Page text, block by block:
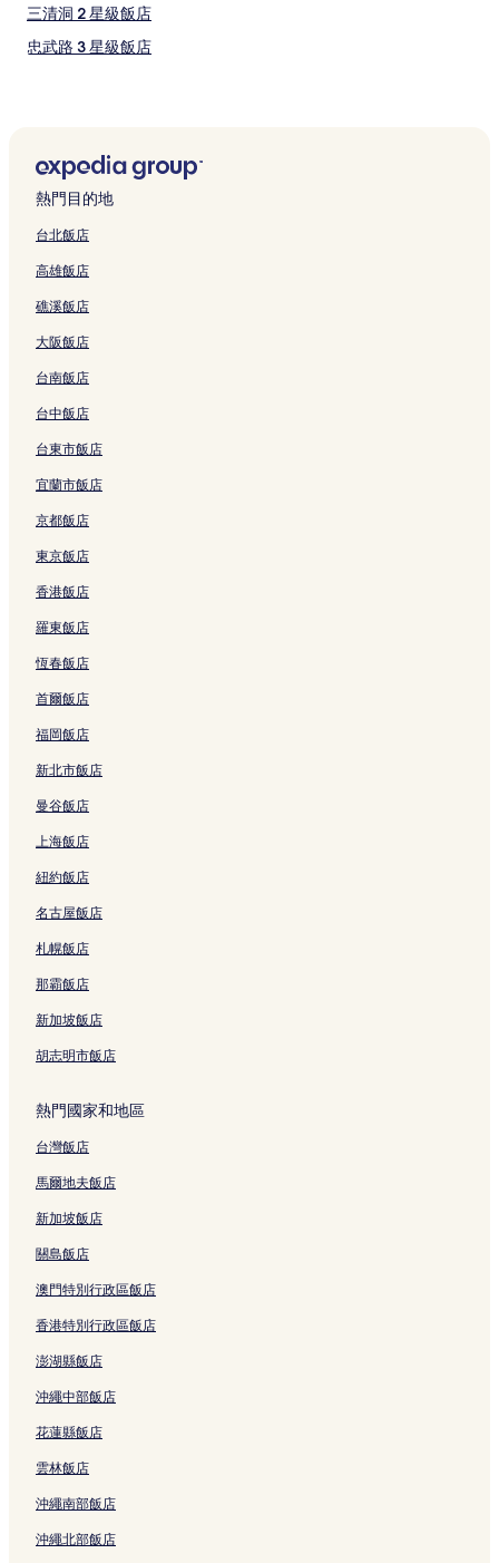
三清洞 2 星級飯店
忠武路 3 星級飯店
鍾路 5.6 街洞 3 星級飯店
鍾路 5.6 街洞 2 星級飯店
鍾路 1.2.3.4 街洞 2 星級飯店
鍾路 1.2.3.4 街洞 3 星級飯店
鍾路 1.2.3.4 街洞 4 星級飯店
新村洞 2 星級飯店
新村洞的提供免費早餐的飯店
新村洞的設有停車場的飯店
崇仁 2 洞的商務飯店
三清洞的方便購物的飯店
三清洞的平價飯店
首爾的設有廚房的飯店
首爾的奢華飯店
首爾的滑雪飯店
首爾的平價飯店
首爾的提供免費早餐的飯店
首爾的商務飯店
首爾的寵物友善飯店
首爾的方便購物的飯店
首爾的賭場飯店
首爾的Spa 飯店
首爾的親子飯店
班山市場附近的親子飯店
大學路的方便購物的飯店
鍾路 1.2.3.4 街洞的親子飯店
鍾路 1.2.3.4 街洞的奢華飯店
鍾路 1.2.3.4 街洞的設有停車場的飯店
鍾路 1.2.3.4 街洞的方便購物的飯店
鍾路 1.2.3.4 街洞的提供免費早餐的飯店
鍾路 1.2.3.4 街洞的商務飯店
小公洞的親子飯店
熱門目的地
台北飯店
高雄飯店
礁溪飯店
大阪飯店
台南飯店
台中飯店
台東市飯店
宜蘭市飯店
京都飯店
東京飯店
香港飯店
羅東飯店
恆春飯店
首爾飯店
福岡飯店
新北市飯店
曼谷飯店
上海飯店
紐約飯店
名古屋飯店
札幌飯店
那霸飯店
新加坡飯店
胡志明市飯店
熱門國家和地區
台灣飯店
馬爾地夫飯店
新加坡飯店
關島飯店
澳門特別行政區飯店
香港特別行政區飯店
澎湖縣飯店
沖繩中部飯店
花蓮縣飯店
雲林飯店
沖繩南部飯店
沖繩北部飯店